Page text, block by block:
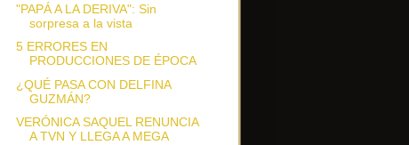
"PAPÁ A LA DERIVA": Sin
sorpresa a la vista
5 ERRORES EN
PRODUCCIONES DE ÉPOCA
¿QUÉ PASA CON DELFINA
GUZMÁN?
VERÓNICA SAQUEL RENUNCIA
A TVN Y LLEGA A MEGA